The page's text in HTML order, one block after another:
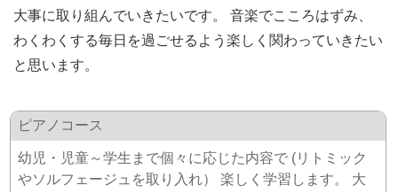
大事に取り組んでいきたいです。 音楽でこころはずみ、
わくわくする毎日を過ごせるよう楽しく関わっていきたい
と思います。
ピアノコース
幼児・児童～学生まで個々に応じた内容で (リトミック
やソルフェージュを取り入れ） 楽しく学習します。 大